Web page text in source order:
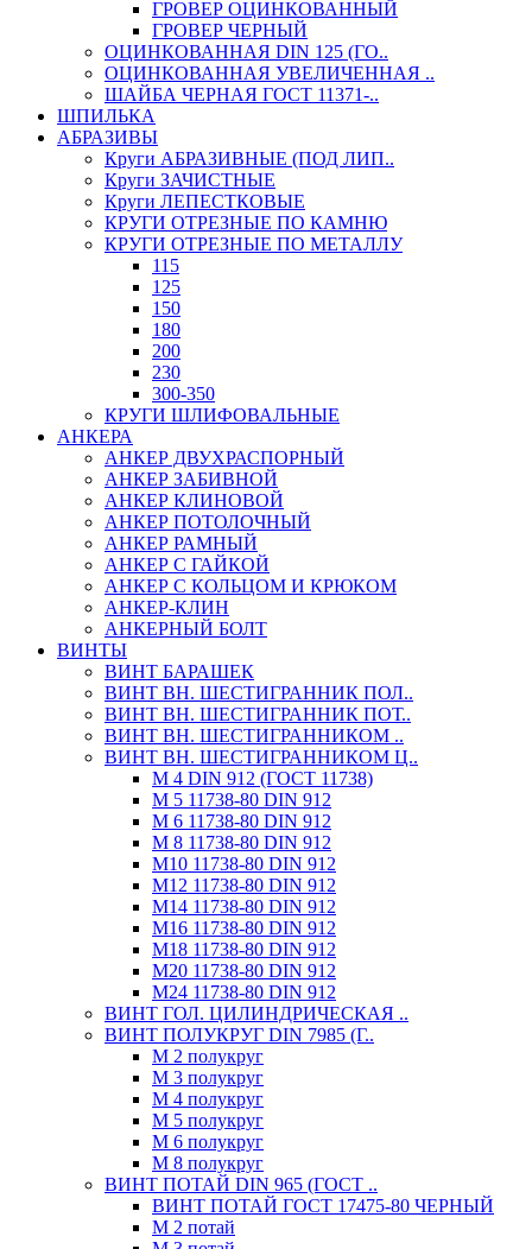
ГРОВЕР ОЦИНКОВАННЫЙ
ГРОВЕР ЧЕРНЫЙ
ОЦИНКОВАННАЯ DIN 125 (ГО..
ОЦИНКОВАННАЯ УВЕЛИЧЕННАЯ ..
ШАЙБА ЧЕРНАЯ ГОСТ 11371-..
ШПИЛЬКА
АБРАЗИВЫ
Круги АБРАЗИВНЫЕ (ПОД ЛИП..
Круги ЗАЧИСТНЫЕ
Круги ЛЕПЕСТКОВЫЕ
КРУГИ ОТРЕЗНЫЕ ПО КАМНЮ
КРУГИ ОТРЕЗНЫЕ ПО МЕТАЛЛУ
115
125
150
180
200
230
300-350
КРУГИ ШЛИФОВАЛЬНЫЕ
АНКЕРА
АНКЕР ДВУХРАСПОРНЫЙ
АНКЕР ЗАБИВНОЙ
АНКЕР КЛИНОВОЙ
АНКЕР ПОТОЛОЧНЫЙ
АНКЕР РАМНЫЙ
АНКЕР С ГАЙКОЙ
АНКЕР С КОЛЬЦОМ И КРЮКОМ
АНКЕР-КЛИН
АНКЕРНЫЙ БОЛТ
ВИНТЫ
ВИНТ БАРАШЕК
ВИНТ ВН. ШЕСТИГРАННИК ПОЛ..
ВИНТ ВН. ШЕСТИГРАННИК ПОТ..
ВИНТ ВН. ШЕСТИГРАННИКОМ ..
ВИНТ ВН. ШЕСТИГРАННИКОМ Ц..
М 4 DIN 912 (ГОСТ 11738)
М 5 11738-80 DIN 912
М 6 11738-80 DIN 912
М 8 11738-80 DIN 912
М10 11738-80 DIN 912
М12 11738-80 DIN 912
М14 11738-80 DIN 912
М16 11738-80 DIN 912
М18 11738-80 DIN 912
М20 11738-80 DIN 912
М24 11738-80 DIN 912
ВИНТ ГОЛ. ЦИЛИНДРИЧЕСКАЯ ..
ВИНТ ПОЛУКРУГ DIN 7985 (Г..
М 2 полукруг
М 3 полукруг
М 4 полукруг
М 5 полукруг
М 6 полукруг
М 8 полукруг
ВИНТ ПОТАЙ DIN 965 (ГОСТ ..
ВИНТ ПОТАЙ ГОСТ 17475-80 ЧЕРНЫЙ
М 2 потай